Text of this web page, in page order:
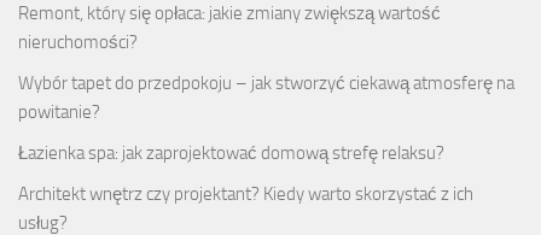
Remont, który się opłaca: jakie zmiany zwiększą wartość
nieruchomości?
Wybór tapet do przedpokoju – jak stworzyć ciekawą atmosferę na
powitanie?
Łazienka spa: jak zaprojektować domową strefę relaksu?
Architekt wnętrz czy projektant? Kiedy warto skorzystać z ich
usług?